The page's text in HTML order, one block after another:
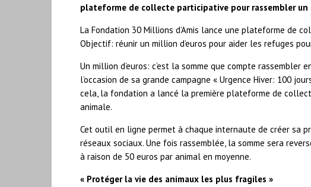
plateforme de collecte participative pour rassembler un
La Fondation 30 Millions d’Amis lance une plateforme de
Objectif: réunir un million d’euros pour aider les refuges
Un million d’euros: c’est la somme que compte rassembler
l’occasion de sa grande campagne « Urgence Hiver: 100
cela, la fondation a lancé la première plateforme de
animale.
Cet outil en ligne permet à chaque internaute de créer sa
réseaux sociaux. Une fois rassemblée, la somme sera
à raison de 50 euros par animal en moyenne.
« Protéger la vie des animaux les plus fragiles »